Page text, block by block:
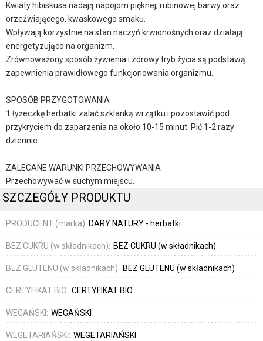
Kwiaty hibiskusa nadają napojom pięknej, rubinowej barwy oraz
orzeźwiającego, kwaskowego smaku.
Wpływają korzystnie na stan naczyń krwionośnych oraz działają
energetyzująco na organizm.
Zrównoważony sposób żywienia i zdrowy tryb życia są podstawą
zapewnienia prawidłowego funkcjonowania organizmu.
SPOSÓB PRZYGOTOWANIA
1 łyżeczkę herbatki zalać szklanką wrzątku i pozostawić pod
przykryciem do zaparzenia na około 10-15 minut. Pić 1-2 razy
dziennie.
ZALECANE WARUNKI PRZECHOWYWANIA
Przechowywać w suchym miejscu.
SZCZEGÓŁY PRODUKTU
PRODUCENT (marka): DARY NATURY - herbatki
BEZ CUKRU (w składnikach): BEZ CUKRU (w składnikach)
BEZ GLUTENU (w składnikach): BEZ GLUTENU (w składnikach)
CERTYFIKAT BIO: CERTYFIKAT BIO
WEGAŃSKI: WEGAŃSKI
WEGETARIAŃSKI: WEGETARIAŃSKI